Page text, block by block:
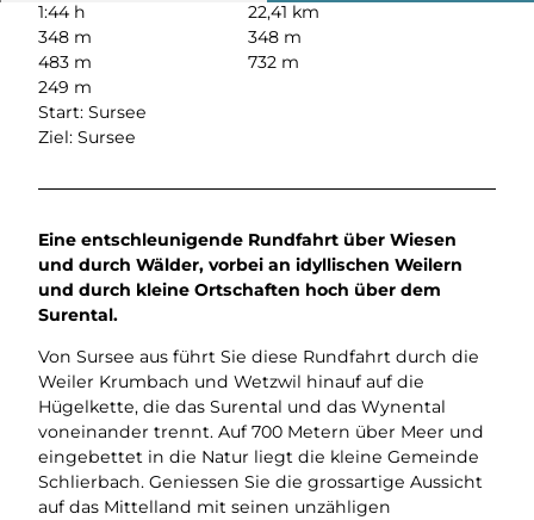
1:44 h
22,41 km
348 m
348 m
483 m
732 m
249 m
Start: Sursee
Ziel: Sursee
Eine entschleunigende Rundfahrt über Wiesen
und durch Wälder, vorbei an idyllischen Weilern
und durch kleine Ortschaften hoch über dem
Surental.
Von Sursee aus führt Sie diese Rundfahrt durch die
Weiler Krumbach und Wetzwil hinauf auf die
Hügelkette, die das Surental und das Wynental
voneinander trennt. Auf 700 Metern über Meer und
eingebettet in die Natur liegt die kleine Gemeinde
Schlierbach. Geniessen Sie die grossartige Aussicht
auf das Mittelland mit seinen unzähligen